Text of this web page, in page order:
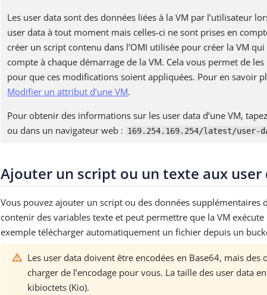
Les user data sont des données liées à la VM par l’utilisateur
user data à tout moment mais celles-ci ne sont prises en
créer un script contenu dans l’OMI utilisée pour créer la VM
compte à chaque démarrage de la VM. Cela vous permet de
pour que ces modifications soient appliquées. Pour en savoir
Modifier un attribut d’une VM.
Pour obtenir des informations sur les user data d’une VM,
ou dans un navigateur web : 169.254.169.254/latest/user-
Ajouter un script ou un texte aux user
Vous pouvez ajouter un script ou des données supplémentaires
contenir des variables texte et peut permettre que la VM
exemple télécharger automatiquement un fichier depuis un
Les user data doivent être encodées en Base64, mais des
charger de l’encodage pour vous. La taille des user data
kibioctets (Kio).